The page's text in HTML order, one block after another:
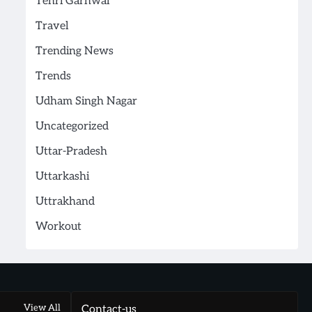
Travel
Trending News
Trends
Udham Singh Nagar
Uncategorized
Uttar-Pradesh
Uttarkashi
Uttrakhand
Workout
View All